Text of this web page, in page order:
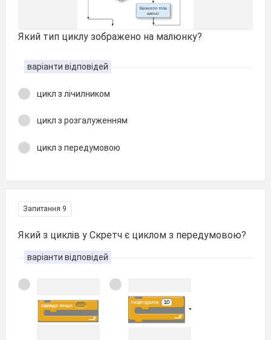
Який тип циклу зображено на малюнку?
варіанти відповідей
цикл з лічилником
цикл з розгалуженням
цикл з передумовою
Запитання 9
Який з циклів у Скретч є циклом з передумовою?
варіанти відповідей